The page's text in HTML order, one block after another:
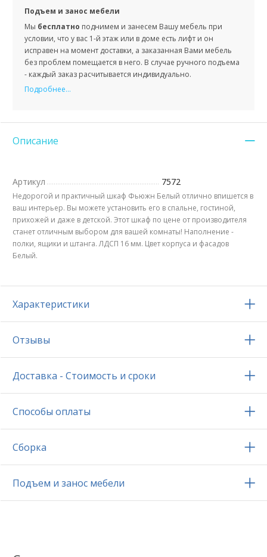
Подъем и занос мебели
Мы бесплатно поднимем и занесем Вашу мебель при
условии, что у вас 1-й этаж или в доме есть лифт и он
исправен на момент доставки, а заказанная Вами мебель
без проблем помещается в него. В случае ручного подъема
- каждый заказ расчитывается индивидуально.
Подробнее...
Описание
Артикул 7572
Недорогой и практичный шкаф Фьюжн Белый отлично впишется в
ваш интерьер. Вы можете установить его в спальне, гостиной,
прихожей и даже в детской. Этот шкаф по цене от производителя
станет отличным выбором для вашей комнаты! Наполнение -
полки, ящики и штанга. ЛДСП 16 мм. Цвет корпуса и фасадов
Белый.
Характеристики
Отзывы
Доставка - Стоимость и сроки
Способы оплаты
Сборка
Подъем и занос мебели